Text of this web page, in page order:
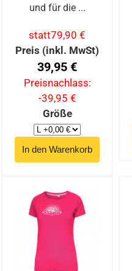
und für die ...
statt79,90 €
Preis (inkl. MwSt)
39,95 €
Preisnachlass:
-39,95 €
Größe